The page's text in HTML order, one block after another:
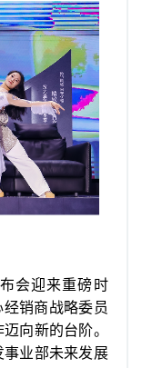
会迎来重磅时
销商战略委员
向新的台阶。
业部未来发展